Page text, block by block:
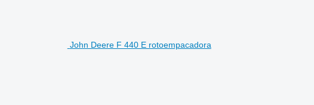
John Deere F 440 E rotoempacadora